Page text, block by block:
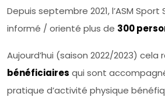
Depuis septembre 2021, l’ASM
informé / orienté plus de 300
Aujourd’hui (saison 2022/2023) cela
bénéficiaires qui sont
pratique d’activité physique